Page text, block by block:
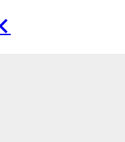
precedente